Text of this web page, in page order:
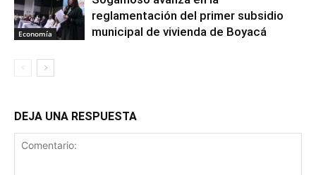
Economía
reglamentación del primer subsidio
municipal de vivienda de Boyacá
DEJA UNA RESPUESTA